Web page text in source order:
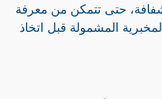
حتى تتمكن من معرفة
المشمولة قبل اتخاذ